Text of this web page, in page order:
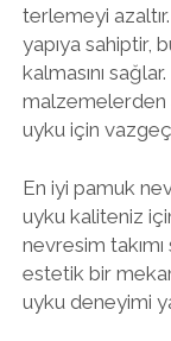
terlemeyi
yapıya sahiptir,
kalmasını
malzemelerden
uyku için
En iyi pamuk
uyku kaliteniz
nevresim
estetik bir
uyku deneyimi